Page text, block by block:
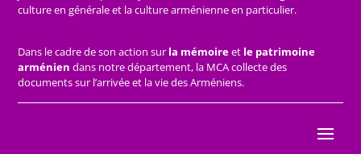
culture en générale et la culture arménienne en particulier.
Dans le cadre de son action sur la mémoireet le patrimoine
arménien dans notre département, la MCA collecte des
documents sur l’arrivée et la vie des Arméniens.